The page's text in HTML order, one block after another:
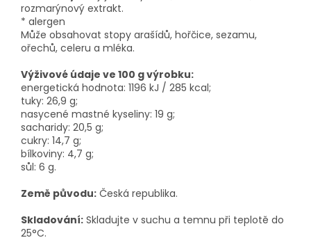
rozmarýnový extrakt.
* alergen
Může obsahovat stopy arašídů, hořčice, sezamu,
ořechů, celeru a mléka.
Výživové údaje ve 100 g výrobku:
energetická hodnota: 1196 kJ / 285 kcal;
tuky: 26,9 g;
nasycené mastné kyseliny: 19 g;
sacharidy: 20,5 g;
cukry: 14,7 g;
bílkoviny: 4,7 g;
sůl: 6 g.
Země původu: Česká republika.
Skladování: Skladujte v suchu a temnu při teplotě do
25°C.